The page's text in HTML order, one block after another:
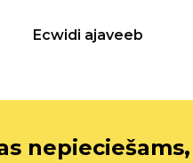
Ecwidi ajaveeb